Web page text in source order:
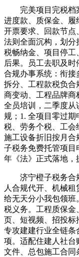
完美项目完税档案
进度款、质保金、履
开票要求、回款节点
法则全面沉构，划分
税畅纳金、项目停工
后果。员工去职及
合规办事系统：衔接
拆分、工程款税负合
商变动、工程品牌商
全员培训，二季度从
规；1. 全项目零过
税、劳务个税、工会
施工设备折旧按月合
子税务免费托管项目
年《法》正式落地，
济宁橙子税务合规
人合规代开、机械
给无天分小我包领班
税义务。工程质保金
页、短视频、招投标
专攻建建行业全链条
项。适配住建人社台
文件、总包施工合同